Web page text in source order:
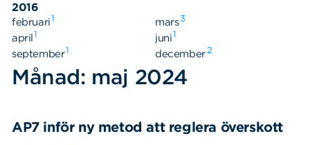
2016
februari1 mars3
april1 juni1
september1 december2
Månad: maj 2024
AP7 inför ny metod att reglera överskott